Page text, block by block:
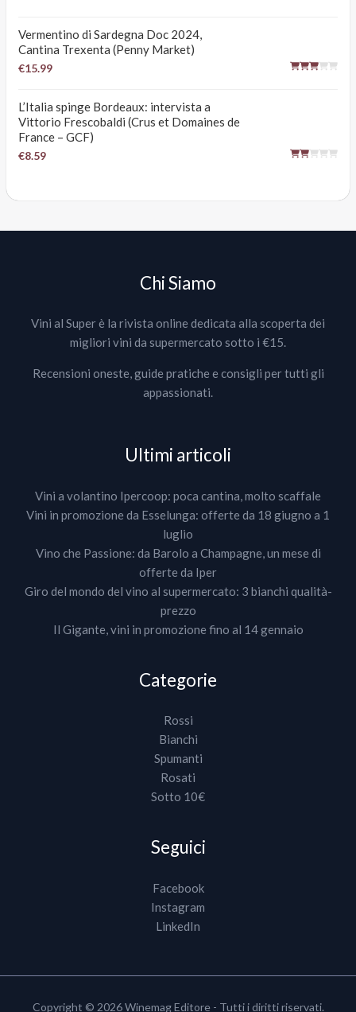
Vermentino di Sardegna Doc 2024,
Cantina Trexenta (Penny Market)
€15.99
L’Italia spinge Bordeaux: intervista a
Vittorio Frescobaldi (Crus et Domaines de
France – GCF)
€8.59
Chi Siamo
Vini al Super è la rivista online dedicata alla scoperta dei
migliori vini da supermercato sotto i €15.
Recensioni oneste, guide pratiche e consigli per tutti gli
appassionati.
Ultimi articoli
Vini a volantino Ipercoop: poca cantina, molto scaffale
Vini in promozione da Esselunga: offerte da 18 giugno a 1
luglio
Vino che Passione: da Barolo a Champagne, un mese di
offerte da Iper
Giro del mondo del vino al supermercato: 3 bianchi qualità-
prezzo
Il Gigante, vini in promozione fino al 14 gennaio
Categorie
Rossi
Bianchi
Spumanti
Rosati
Sotto 10€
Seguici
Facebook
Instagram
LinkedIn
Copyright © 2026 Winemag Editore - Tutti i diritti riservati.